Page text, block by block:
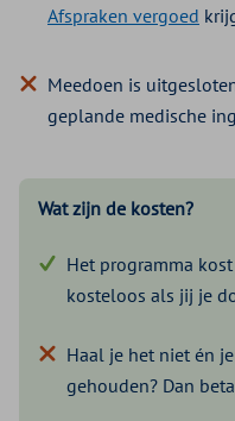
Afspraken vergoed
Meedoen is
geplande medische
Wat zijn de kosten?
Het programma
kosteloos als jij je
Haal je het niet én
gehouden? Dan